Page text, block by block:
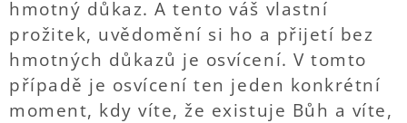
hmotný důkaz. A tento váš vlastní
prožitek, uvědomění si ho a přijetí bez
hmotných důkazů je osvícení. V tomto
případě je osvícení ten jeden konkrétní
moment, kdy víte, že existuje Bůh a víte,